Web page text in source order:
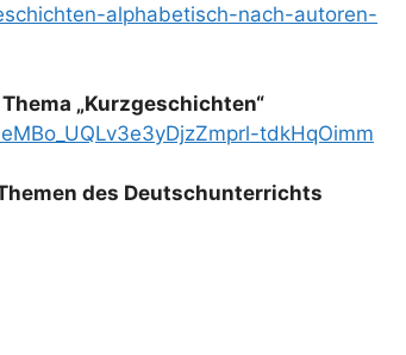
alphabetisch-nach-autoren-
„Kurzgeschichten“
tdkHqOimm
des Deutschunterrichts